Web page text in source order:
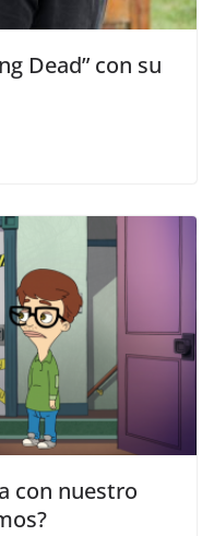
Dead” con su
con nuestro